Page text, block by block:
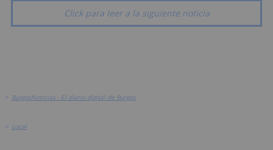
Click para leer a la siguiente noticia
> BurgosNoticias - El diario digital de Burgos
> Local